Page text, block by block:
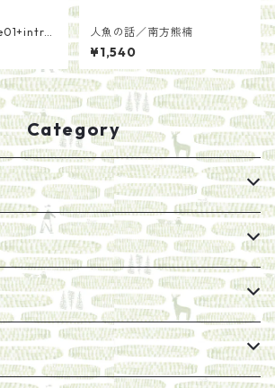
人魚の話／南方熊楠
¥1,540
Category